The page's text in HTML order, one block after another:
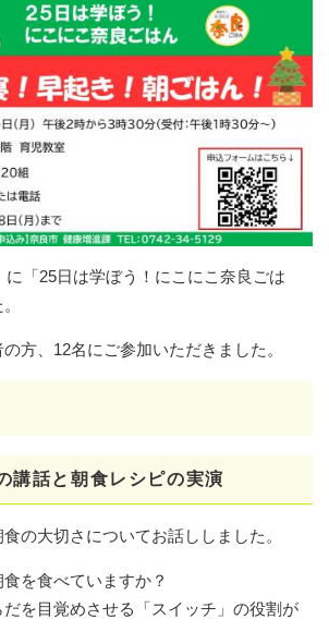
に「25日は学ぼう！にこにこ奈良ごは
方、12名にご参加いただきました。
講話と朝食レシピの実演
の大切さについてお話ししました。
を食べていますか？
を目覚めさせる「スイッチ」の役割が